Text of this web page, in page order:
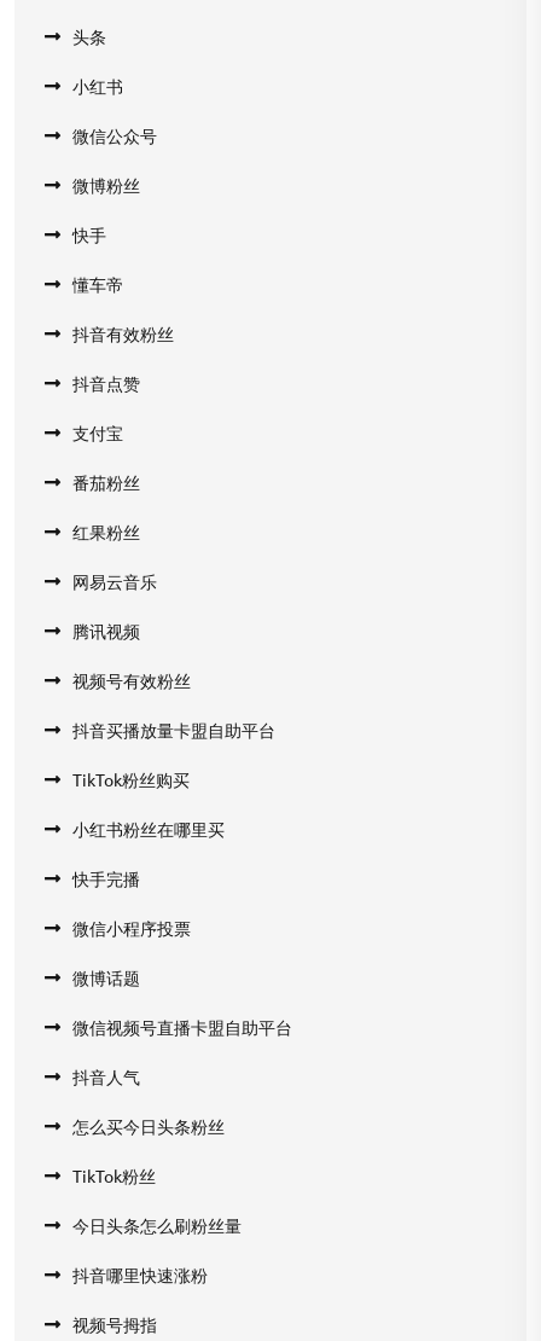
头条
小红书
微信公众号
微博粉丝
快手
懂车帝
抖音有效粉丝
抖音点赞
支付宝
番茄粉丝
红果粉丝
网易云音乐
腾讯视频
视频号有效粉丝
抖音买播放量卡盟自助平台
TikTok粉丝购买
小红书粉丝在哪里买
快手完播
微信小程序投票
微博话题
微信视频号直播卡盟自助平台
抖音人气
怎么买今日头条粉丝
TikTok粉丝
今日头条怎么刷粉丝量
抖音哪里快速涨粉
视频号拇指